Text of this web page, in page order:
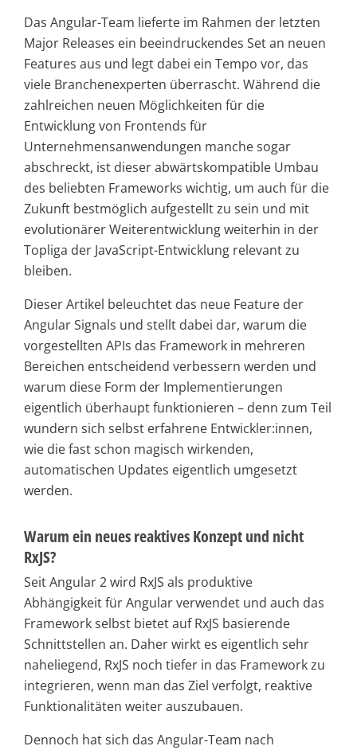
Das Angular-Team lieferte im Rahmen der letzten
Major Releases ein beeindruckendes Set an neuen
Features aus und legt dabei ein Tempo vor, das
viele Branchenexperten überrascht. Während die
zahlreichen neuen Möglichkeiten für die
Entwicklung von Frontends für
Unternehmensanwendungen manche sogar
abschreckt, ist dieser abwärtskompatible Umbau
des beliebten Frameworks wichtig, um auch für die
Zukunft bestmöglich aufgestellt zu sein und mit
evolutionärer Weiterentwicklung weiterhin in der
Topliga der JavaScript-Entwicklung relevant zu
bleiben.
Dieser Artikel beleuchtet das neue Feature der
Angular Signals und stellt dabei dar, warum die
vorgestellten APIs das Framework in mehreren
Bereichen entscheidend verbessern werden und
warum diese Form der Implementierungen
eigentlich überhaupt funktionieren – denn zum Teil
wundern sich selbst erfahrene Entwickler:innen,
wie die fast schon magisch wirkenden,
automatischen Updates eigentlich umgesetzt
werden.
Warum ein neues reaktives Konzept und nicht
RxJS?
Seit Angular 2 wird RxJS als produktive
Abhängigkeit für Angular verwendet und auch das
Framework selbst bietet auf RxJS basierende
Schnittstellen an. Daher wirkt es eigentlich sehr
naheliegend, RxJS noch tiefer in das Framework zu
integrieren, wenn man das Ziel verfolgt, reaktive
Funktionalitäten weiter auszubauen.
Dennoch hat sich das Angular-Team nach